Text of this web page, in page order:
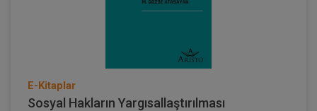
E-Kitaplar
Sosyal Hakların Yargısallaştırılması